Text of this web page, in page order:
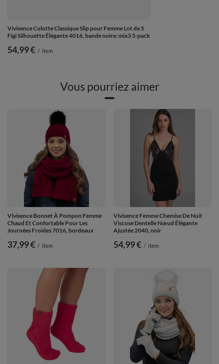
Vivisence Culotte Classique Slip pour Femme Lot de 5
Figi Silhouette Élégante 4016, bande noire: mix3 5-pack
54,99 € / item
Vous pourriez aimer
Vivisence Bonnet À Pompon Femme
Chaud Et Confortable Pour Les
Journées Froides 7016, bordeaux
37,99 € / item
Vivisence Femme Chemise De Nuit
Viscose Dentelle Nœud Élégante
Ajustée 2040, noir
54,99 € / item